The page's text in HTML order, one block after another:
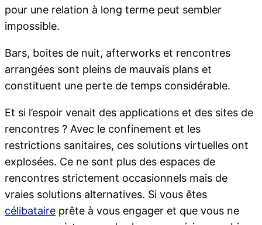
pour une relation à long terme peut sembler
impossible.
Bars, boites de nuit, afterworks et rencontres
arrangées sont pleins de mauvais plans et
constituent une perte de temps considérable.
Et si l’espoir venait des applications et des sites de
rencontres ? Avec le confinement et les
restrictions sanitaires, ces solutions virtuelles ont
explosées. Ce ne sont plus des espaces de
rencontres strictement occasionnels mais de
vraies solutions alternatives. Si vous êtes
célibataire prête à vous engager et que vous ne